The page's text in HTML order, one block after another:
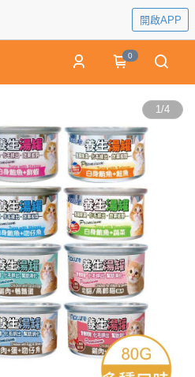
開啟APP
0
1/4